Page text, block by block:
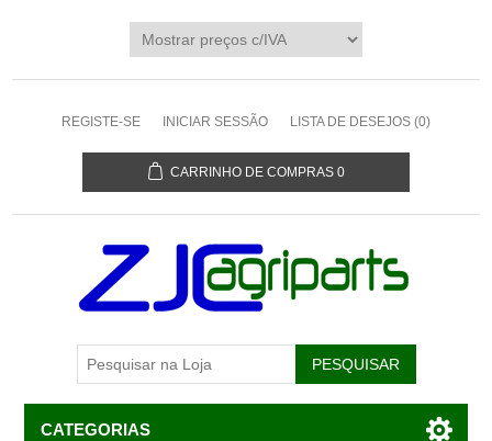
REGISTE-SE INICIAR SESSÃO LISTA DE DESEJOS (0)
CARRINHO DE COMPRAS 0
CATEGORIAS